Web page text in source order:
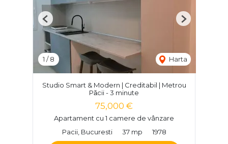
1 /8 Harta
Previous Next
Studio Smart & Modern | Creditabil | Metrou
Păcii - 3 minute
75,000 €
Apartament cu 1 camere de vânzare
Pacii, Bucuresti
37 mp 1978